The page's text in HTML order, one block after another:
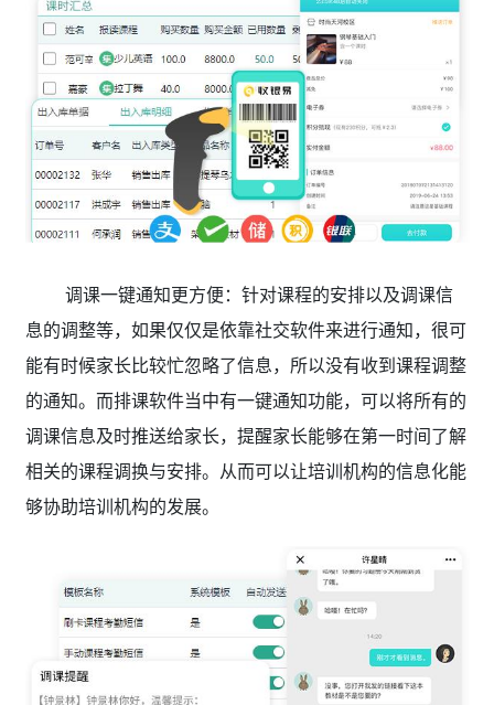
调课一键通知更方便：针对课程的安排以及调课信
息的调整等，如果仅仅是依靠社交软件来进行通知，很可
能有时候家长比较忙忽略了信息，所以没有收到课程调整
的通知。而排课软件当中有一键通知功能，可以将所有的
调课信息及时推送给家长，提醒家长能够在第一时间了解
相关的课程调换与安排。从而可以让培训机构的信息化能
够协助培训机构的发展。